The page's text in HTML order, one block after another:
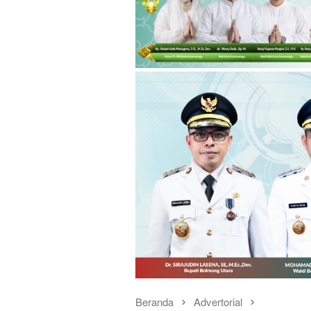
Beranda Advertorial